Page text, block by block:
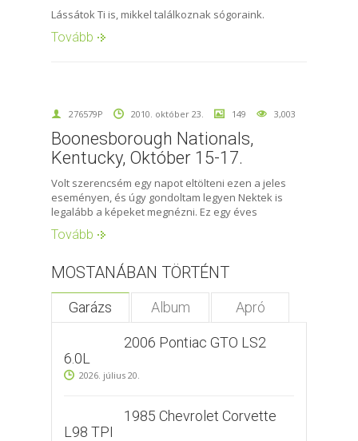
Lássátok Ti is, mikkel találkoznak sógoraink.
Tovább
276579P 2010. október 23. 149 3,003
Boonesborough Nationals,
Kentucky, Október 15-17.
Volt szerencsém egy napot eltölteni ezen a jeles
eseményen, és úgy gondoltam legyen Nektek is
legalább a képeket megnézni. Ez egy éves
Tovább
MOSTANÁBAN TÖRTÉNT
Garázs Album Apró
2006 Pontiac GTO LS2
6.0L
2026. július 20.
1985 Chevrolet Corvette
L98 TPI